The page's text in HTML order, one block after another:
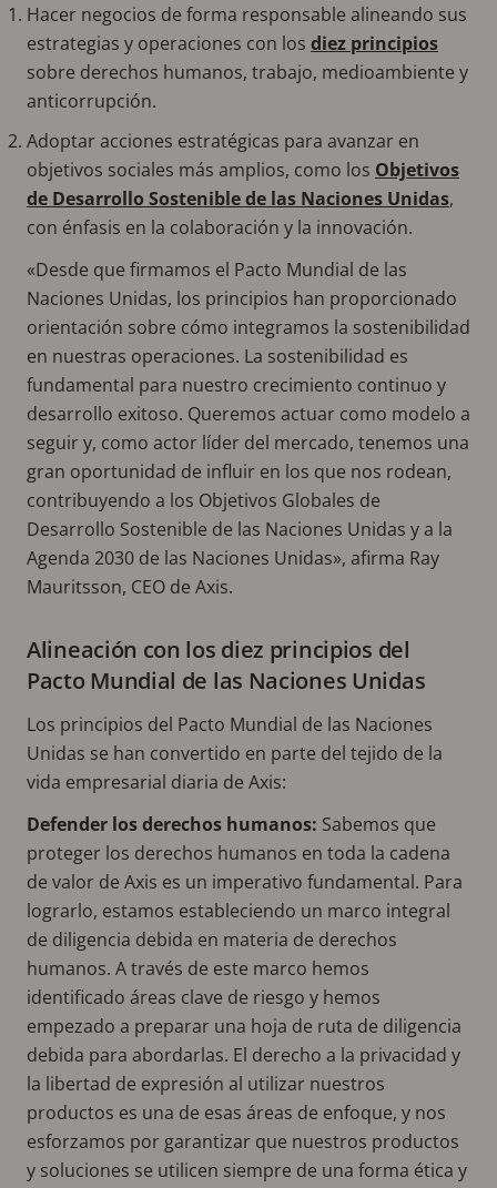
Hacer negocios de forma responsable alineando sus
estrategias y operaciones con los diez principios
sobre derechos humanos, trabajo, medioambiente y
anticorrupción.
Adoptar acciones estratégicas para avanzar en
objetivos sociales más amplios, como los Objetivos
de Desarrollo Sostenible de las Naciones Unidas,
con énfasis en la colaboración y la innovación.
«Desde que firmamos el Pacto Mundial de las
Naciones Unidas, los principios han proporcionado
orientación sobre cómo integramos la sostenibilidad
en nuestras operaciones. La sostenibilidad es
fundamental para nuestro crecimiento continuo y
desarrollo exitoso. Queremos actuar como modelo a
seguir y, como actor líder del mercado, tenemos una
gran oportunidad de influir en los que nos rodean,
contribuyendo a los Objetivos Globales de
Desarrollo Sostenible de las Naciones Unidas y a la
Agenda 2030 de las Naciones Unidas», afirma Ray
Mauritsson, CEO de Axis.
Alineación con los diez principios del
Pacto Mundial de las Naciones Unidas
Los principios del Pacto Mundial de las Naciones
Unidas se han convertido en parte del tejido de la
vida empresarial diaria de Axis:
Defender los derechos humanos: Sabemos que
proteger los derechos humanos en toda la cadena
de valor de Axis es un imperativo fundamental. Para
lograrlo, estamos estableciendo un marco integral
de diligencia debida en materia de derechos
humanos. A través de este marco hemos
identificado áreas clave de riesgo y hemos
empezado a preparar una hoja de ruta de diligencia
debida para abordarlas. El derecho a la privacidad y
la libertad de expresión al utilizar nuestros
productos es una de esas áreas de enfoque, y nos
esforzamos por garantizar que nuestros productos
y soluciones se utilicen siempre de una forma ética y